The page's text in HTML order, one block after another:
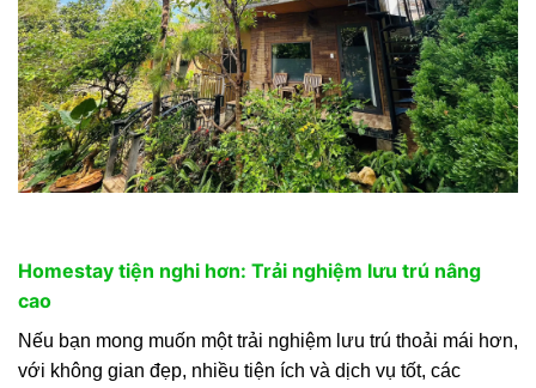
Homestay tiện nghi hơn: Trải nghiệm lưu trú nâng
cao
Nếu bạn mong muốn một trải nghiệm lưu trú thoải mái hơn,
với không gian đẹp, nhiều tiện ích và dịch vụ tốt, các